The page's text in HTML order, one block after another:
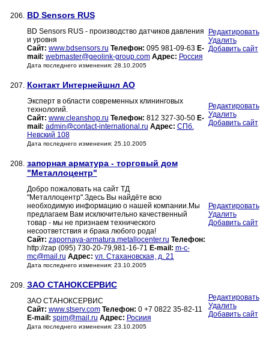
206. BD Sensors RUS
BD Sensors RUS - производство датчиков давления
и уровня
Сайт: www.bdsensors.ru Телефон: 095 981-09-63 E-
mail: webmaster@geolink-group.com Адрес: Россия
Дата последнего изменения: 28.10.2005
Редактировать
Удалить
Добавить сайт
207. Контакт Интернейшнл АО
Эксперт в области современных клининговых
технологий.
Сайт: www.cleanshop.ru Телефон: 812 327-30-50 E-
mail: admin@contact-international.ru Адрес: СПб.
Невский 108
Дата последнего изменения: 25.10.2005
Редактировать
Удалить
Добавить сайт
208. запорная арматура - торговый дом
"Металлоцентр"
Добро пожаловать на сайт ТД
"Металлоцентр".Здесь Вы найдёте всю
необходимую информацию о нашей компании.Мы
предлагаем Вам исключительно качественный
товар - мы не признаем технического
несоответствия и брака любого рода!
Сайт: zapornaya-armatura.metallocenter.ru Телефон:
http://zap (095) 730-20-79,981-16-71 E-mail: m-c-
mc@mail.ru Адрес: ул. Стахановская, д. 21
Дата последнего изменения: 23.10.2005
Редактировать
Удалить
Добавить сайт
209. ЗАО СТАНОКСЕРВИС
ЗАО СТАНОКСЕРВИС
Сайт: www.stserv.com Телефон: 0 +7 0822 35-82-11
E-mail: spim@mail.ru Адрес: Росиия
Дата последнего изменения: 23.10.2005
Редактировать
Удалить
Добавить сайт